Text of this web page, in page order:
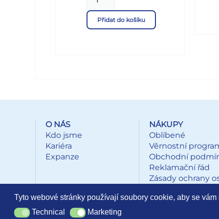
stran plných obrázků a prvních
slov a 4 listy samolepek pro
dolepení na správné místo.
Přidat do košíku
O NÁS
Kdo jsme
Kariéra
Expanze
NÁKUPY
Oblíbené
Věrnostní
Obchodní
Reklamační řád
Zásady ochrany
Tyto webové stránky používají soubory cookie, aby se
TechnicalTechnical MarketingMarketing